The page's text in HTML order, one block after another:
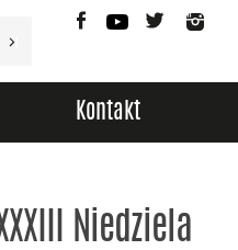
FacebookYouTubeTwitter
Kontakt
Niedziela